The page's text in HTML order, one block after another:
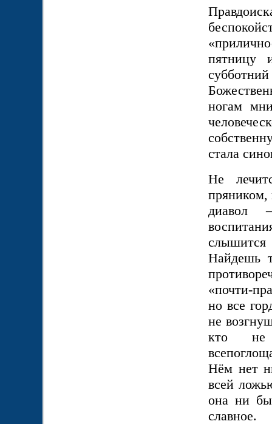
пятницу
ногам
стала
Не
пряником,
диавол
Найдешь
«почти-
но все
не
кто не
Нём нет
всей
она ни
славное.